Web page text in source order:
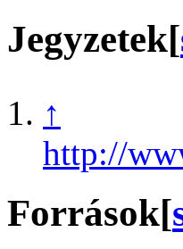
Jegyzetek[
↑
http://
Források[